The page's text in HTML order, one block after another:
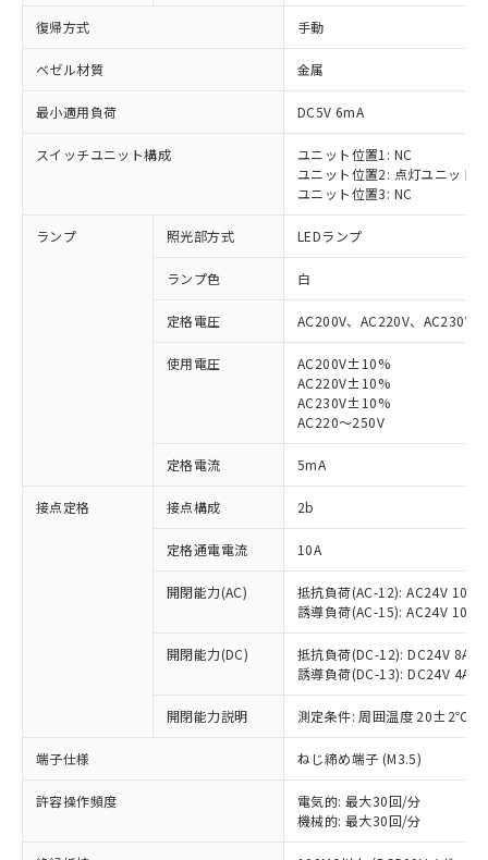
復帰方式 手動
ベゼル材質 金属
最小適用負荷 DC5V 6mA
スイッチユニット構成
ユニット位置1: NC
ユニット位置2: 点灯ユニット
ユニット位置3: NC
ランプ 照光部方式 LEDランプ
ランプ色 白
定格電圧 AC200V、AC220V、AC230V
使用電圧
AC200V±10%
AC220V±10%
AC230V±10%
AC220～250V
定格電流 5mA
接点定格 接点構成 2b
定格通電電流 10A
開閉能力(AC)
抵抗負荷(AC-12): AC24V 10A/
誘導負荷(AC-15): AC24V
開閉能力(DC)
抵抗負荷(DC-12): DC24V 8A/
誘導負荷(DC-13): DC24V 4A/
開閉能力説明 測定条件: 周囲温度 20±2℃、
端子仕様 ねじ締め端子 (M3.5)
許容操作頻度
電気的: 最大30回/分
機械的: 最大30回/分
ご利用条件
以下の条件をお読みいただき、同意のうえ
ご利用ください。
本サービスは、当社制御機器事業取扱
商品の当社在庫状況および標準価格
(税抜)を提供させていただくもので
当社制御機器事業取扱商品の中には、
ことをご了承ください。
在庫状況および標準価格照会結果は、
記載している更新日時点での社内デー
タに基づき作成されるものであり、閲
※1 対応状況
対応済み：EU RoHS指令（10物質）の
非含有に対応した製品が提供可能な商品で
対応予定：EU RoHS指令（10物質）の非含
有に対応した製品に切り替える予定のある
対応予定なし：EU RoHS指令（10物質）の
非含有に非対応の商品で、対応品を出す予
定はありません。
調査・確認中：EU RoHS指令（10物質）の
非含有の対応状況を調査中または確認中の
非該当品：ライセンス料など無形物で、有
害物質有無と関係のない商品です。
仕入先様の事情により、非含有部品として
いたものが、含有品と判明した場合などや
むを得ず変更することがあります。
鉛(Pb) 1000ppm以下、 水銀(Hg) 1000ppm以下、 カド
※1 中国RoHS○×表
「○」：最大均質材料含有率が中国RoHSの
基準値以下であることを示します。
「×」：最大均質材料含有率が中国RoHSの
基準値を超えていることを示します。
「－」：未確認です。当社販売部門へお問
い合わせください。
*中国RoHS10物質の基準値 (GB/T26572)：
当社は、これら貴社製品のうち、外国
為替および外国貿易法に定める商品
（以下｢規制貨物等」という）を輸出
または国外への提供する場合は、日本
国政府の輸出許可(または役務取引許